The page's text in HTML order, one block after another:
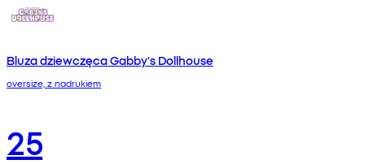
Bluza dziewczęca Gabby's Dollhouse
oversize, z nadrukiem
25